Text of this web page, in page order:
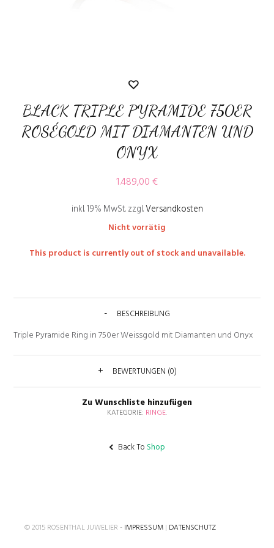
BLACK TRIPLE PYRAMIDE 750ER
ROSÉGOLD MIT DIAMANTEN UND
ONYX
1.489,00€
inkl. 19% MwSt.zzgl.Versandkosten
Nicht vorrätig
This product is currently out of stock and unavailable.
BESCHREIBUNG
Triple Pyramide Ring in 750er Weissgold mit Diamanten und Onyx
BEWERTUNGEN (0)
Zu Wunschliste hinzufügen
KATEGORIE: RINGE.
Back To Shop
© 2015 ROSENTHAL JUWELIER - IMPRESSUM | DATENSCHUTZ